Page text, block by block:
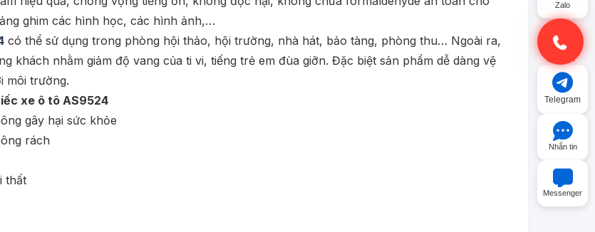
ghim các hình học, các hình ảnh,…
có thể sử dụng trong phòng hội thảo, hội trường, nhà hát, bảo tàng, phòng thu… Ngoài ra,
khách nhằm giảm độ vang của ti vi, tiếng trẻ em đùa giỡn. Đặc biệt sản phẩm dễ dàng vệ
môi trường.
xe ô tô AS9524
gây hại sức khỏe
rách
thất
Zalo
Gọi điện
Telegram
Nhắn tin
Messenger